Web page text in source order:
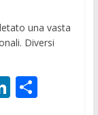
una vasta
Diversi
Li C